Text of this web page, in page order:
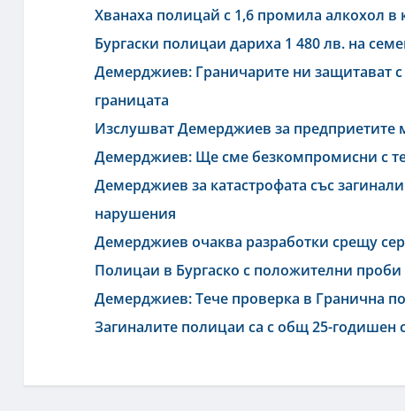
Хванаха полицай с 1,6 промила алкохол в
Бургаски полицаи дариха 1 480 лв. на
Демерджиев: Граничарите ни защитават с
границата
Изслушват Демерджиев за предприетите
Демерджиев: Ще сме безкомпромисни с
Демерджиев за катастрофата със
нарушения
Демерджиев очаква разработки срещу
Полицаи в Бургаско с положителни
Демерджиев: Тече проверка в Гранична
Загиналите полицаи са с общ 25-годишен